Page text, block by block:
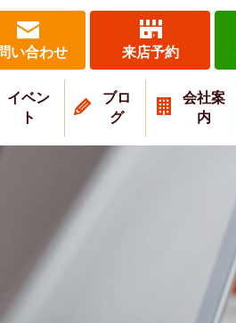
い合わせ 来店予約
イベン
ト
ブロ
グ
会社案
内